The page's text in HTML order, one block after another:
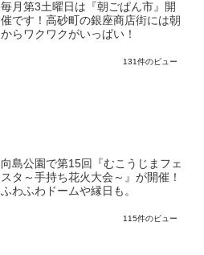
毎月第3土曜日は『朝ごぱん市』開
催です！高砂町の銀座商店街には朝
からワクワクがいっぱい！
131件のビュー
向島公園で第15回『むこうじまフェ
スタ～手持ち花火大会～』が開催！
ふわふわドームや縁日も。
115件のビュー